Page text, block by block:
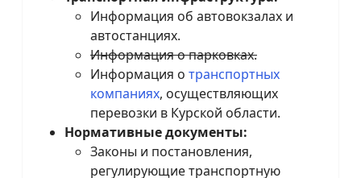
Информация об автовокзалах и
автостанциях.
Информация о парковках.
Информация о транспортных
компаниях, осуществляющих
перевозки в Курской области.
Нормативные документы:
Законы и постановления,
регулирующие транспортную